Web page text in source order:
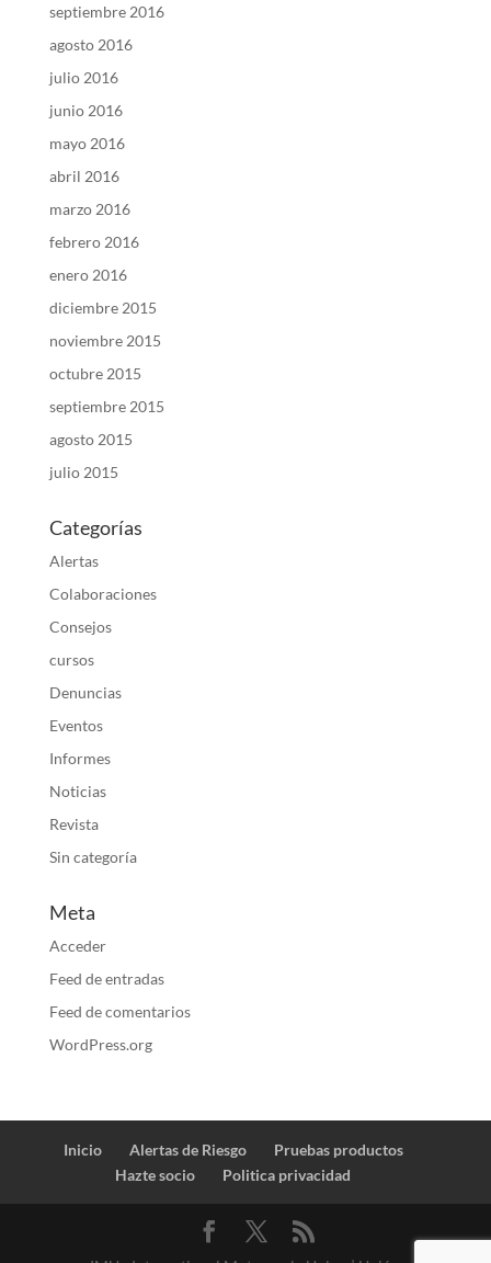
septiembre 2016
agosto 2016
julio 2016
junio 2016
mayo 2016
abril 2016
marzo 2016
febrero 2016
enero 2016
diciembre 2015
noviembre 2015
octubre 2015
septiembre 2015
agosto 2015
julio 2015
Categorías
Alertas
Colaboraciones
Consejos
cursos
Denuncias
Eventos
Informes
Noticias
Revista
Sin categoría
Meta
Acceder
Feed de entradas
Feed de comentarios
WordPress.org
Inicio Alertas de Riesgo
Pruebas productos
Hazte socio
Politica privacidad